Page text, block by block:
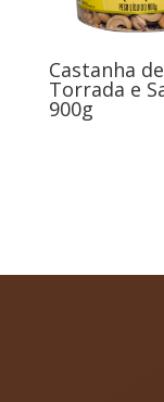
Castanha
Torrada e
900g